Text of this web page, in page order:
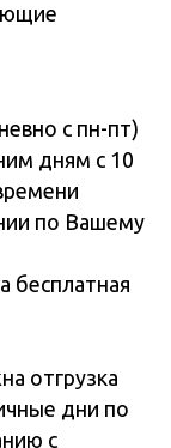
с пн-пт)
дням с 10
по Вашему
бесплатная
отгрузка
дни по
с